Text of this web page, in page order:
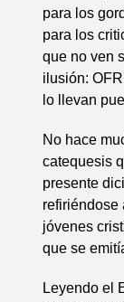
para los
para los
que no ven
ilusión:
lo llevan
No hace
catequesis
presente
refiriéndose
jóvenes
que se
Leyendo el